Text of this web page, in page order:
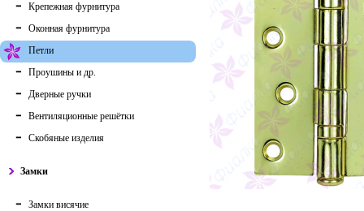
Крепежная фурнитура
Оконная фурнитура
Петли
Проушины и др.
Дверные ручки
Вентиляционные решётки
Скобяные изделия
Замки
Замки висячие